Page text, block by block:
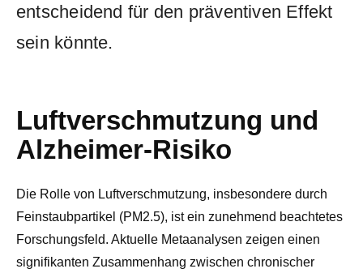
entscheidend für den präventiven Effekt
sein könnte.
Luftverschmutzung und
Alzheimer-Risiko
Die Rolle von Luftverschmutzung, insbesondere durch
Feinstaubpartikel (PM2.5), ist ein zunehmend beachtetes
Forschungsfeld. Aktuelle Metaanalysen zeigen einen
signifikanten Zusammenhang zwischen chronischer